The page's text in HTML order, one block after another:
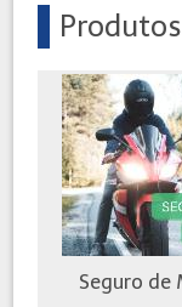
Produtos
Seguro de